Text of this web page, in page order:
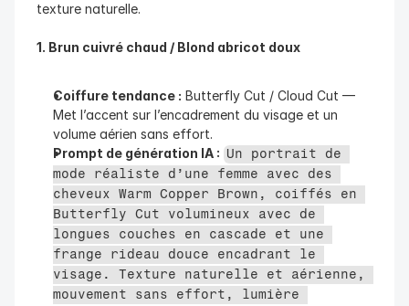
texture naturelle.
1. Brun cuivré chaud / Blond abricot doux
Coiffure tendance : Butterfly Cut / Cloud Cut —
Met l’accent sur l’encadrement du visage et un
volume aérien sans effort.
Prompt de génération IA : Un portrait de
mode réaliste d’une femme avec des
cheveux Warm Copper Brown, coiffés en
Butterfly Cut volumineux avec de
longues couches en cascade et une
frange rideau douce encadrant le
visage. Texture naturelle et aérienne,
mouvement sans effort, lumière